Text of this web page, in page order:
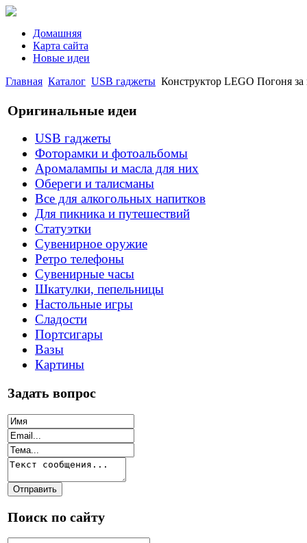
Домашняя
Карта сайта
Новые идеи
Главная Каталог USB гаджеты Конструктор LEGO Погоня
Оригинальные идеи
USB гаджеты
Фоторамки и фотоальбомы
Аромалампы и масла для них
Обереги и талисманы
Все для алкогольных напитков
Для пикника и путешествий
Статуэтки
Сувенирное оружие
Ретро телефоны
Сувенирные часы
Шкатулки, пепельницы
Настольные игры
Сладости
Портсигары
Вазы
Картины
Задать вопрос
Поиск по сайту